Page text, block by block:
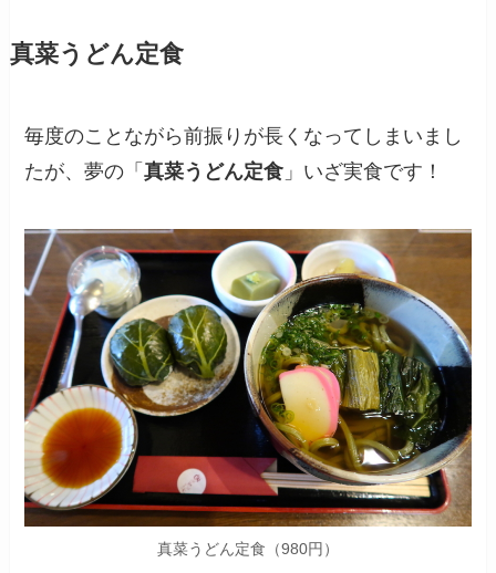
真菜うどん定食
毎度のことながら前振りが長くなってしまいまし
たが、夢の「真菜うどん定食 」いざ実食です！
真菜うどん定食 （980円）